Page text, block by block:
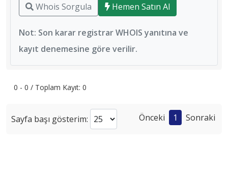
Whois Sorgula Hemen Satın Al
Not: Son karar registrar WHOIS yanıtına ve
kayıt denemesine göre verilir.
0 - 0 / Toplam Kayıt: 0
Sayfa başı gösterim: Önceki 1 Sonraki